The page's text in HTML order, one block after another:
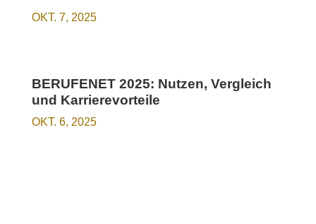
OKT. 7, 2025
BERUFENET 2025: Nutzen, Vergleich
und Karrierevorteile
OKT. 6, 2025